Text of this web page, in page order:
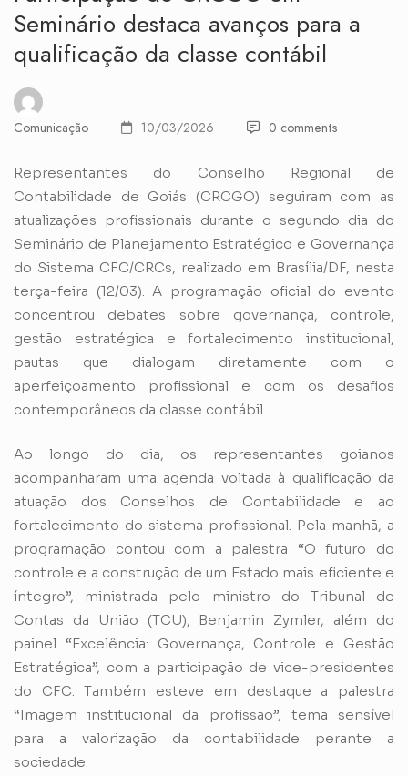
Seminário destaca avanços para a
qualificação da classe contábil
Comunicação 10/03/2026 0 comments
Representantes do Conselho Regional de
Contabilidade de Goiás (CRCGO) seguiram com as
atualizações profissionais durante o segundo dia do
Seminário de Planejamento Estratégico e Governança
do Sistema CFC/CRCs, realizado em Brasília/DF, nesta
terça-feira (12/03). A programação oficial do evento
concentrou debates sobre governança, controle,
gestão estratégica e fortalecimento institucional,
pautas que dialogam diretamente com o
aperfeiçoamento profissional e com os desafios
contemporâneos da classe contábil.
Ao longo do dia, os representantes goianos
acompanharam uma agenda voltada à qualificação da
atuação dos Conselhos de Contabilidade e ao
fortalecimento do sistema profissional. Pela manhã, a
programação contou com a palestra “O futuro do
controle e a construção de um Estado mais eficiente e
íntegro”, ministrada pelo ministro do Tribunal de
Contas da União (TCU), Benjamin Zymler, além do
painel “Excelência: Governança, Controle e Gestão
Estratégica”, com a participação de vice-presidentes
do CFC. Também esteve em destaque a palestra
“Imagem institucional da profissão”, tema sensível
para a valorização da contabilidade perante a
sociedade.